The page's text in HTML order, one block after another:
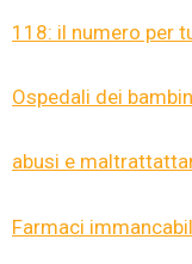
118: il numero per
Ospedali dei
abusi e
Farmaci